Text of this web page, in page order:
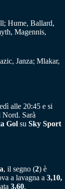
Hume, Ballard,
Magennis,
Janza; Mlakar,
alle 20:45 e si
Sarà
Gol su Sky Sport
, il segno (2) è
a lavagna a 3,10,
3,60.